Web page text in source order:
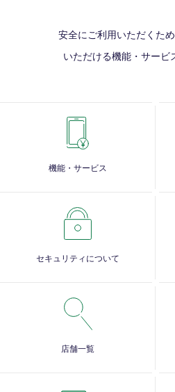
安全にご利用いただくた
いただける機能・サービ
機能・サービス
セキュリティについて
店舗一覧